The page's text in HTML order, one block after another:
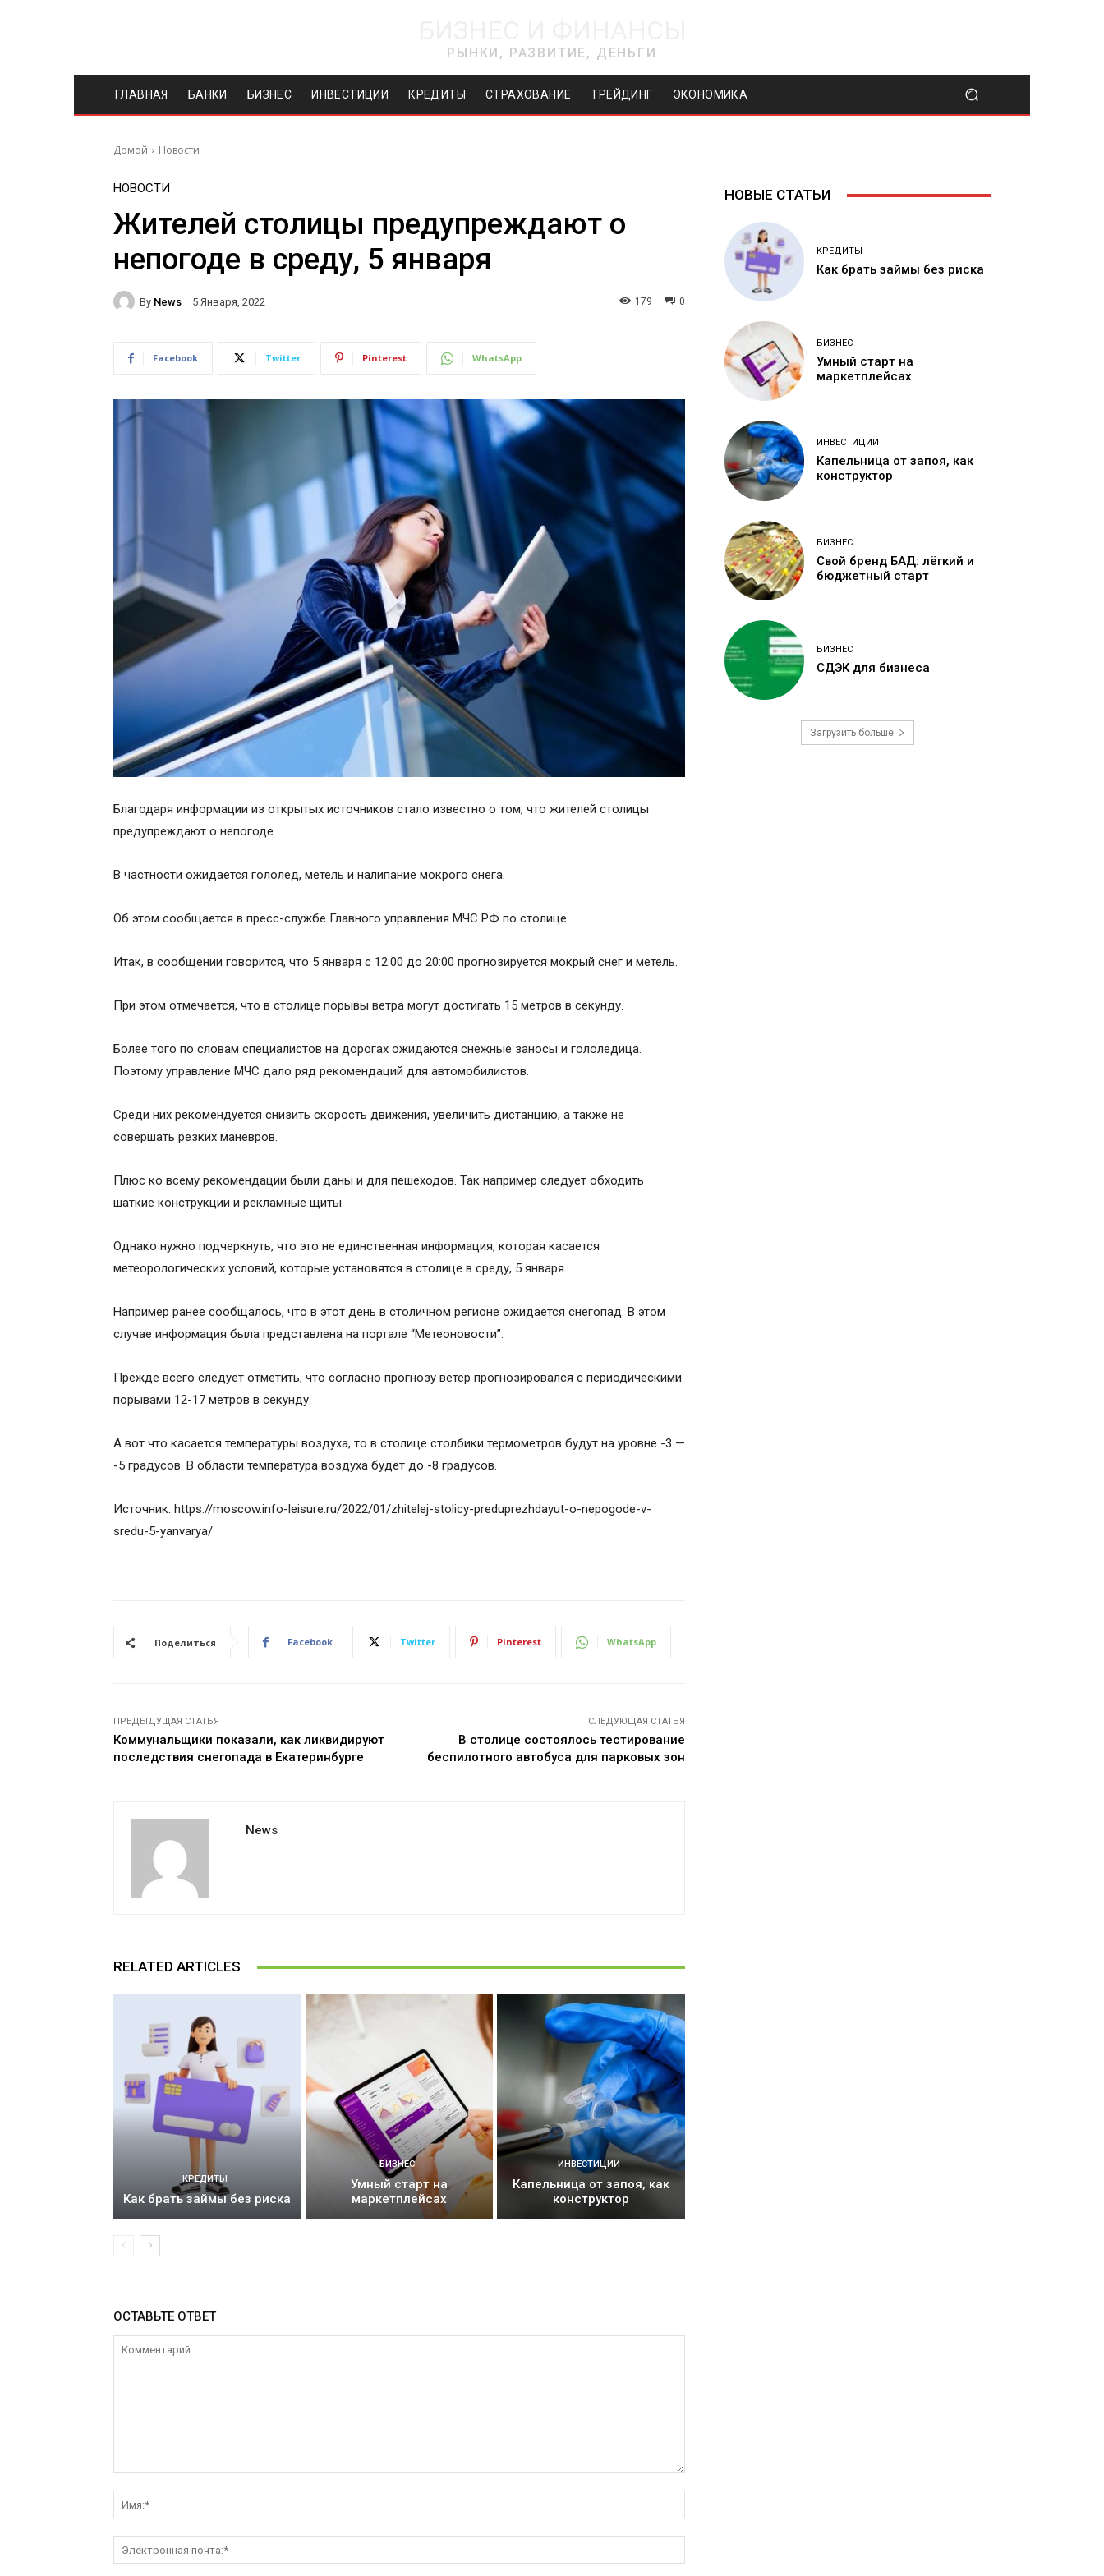
РЫНКИ, РАЗВИТИЕ, ДЕНЬГИ
ГЛАВНАЯ БАНКИ БИЗНЕС ИНВЕСТИЦИИ КРЕДИТЫ СТРАХОВАНИЕ ТРЕЙДИНГ ЭКОНОМИКА
Домой Новости
НОВОСТИ
Жителей столицы предупреждают о
непогоде в среду, 5 января
By News 5 Января, 2022 0
179
Facebook Twitter Pinterest WhatsApp
Благодаря информации из открытых источников стало известно о том, что жителей столицы
предупреждают о непогоде.
В частности ожидается гололед, метель и налипание мокрого снега.
Об этом сообщается в пресс-службе Главного управления МЧС РФ по столице.
Итак, в сообщении говорится, что 5 января с 12:00 до 20:00 прогнозируется мокрый снег и метель.
При этом отмечается, что в столице порывы ветра могут достигать 15 метров в секунду.
Более того по словам специалистов на дорогах ожидаются снежные заносы и гололедица.
Поэтому управление МЧС дало ряд рекомендаций для автомобилистов.
Среди них рекомендуется снизить скорость движения, увеличить дистанцию, а также не
совершать резких маневров.
Плюс ко всему рекомендации были даны и для пешеходов. Так например следует обходить
шаткие конструкции и рекламные щиты.
Однако нужно подчеркнуть, что это не единственная информация, которая касается
метеорологических условий, которые установятся в столице в среду, 5 января.
Например ранее сообщалось, что в этот день в столичном регионе ожидается снегопад. В этом
случае информация была представлена на портале “Метеоновости”.
Прежде всего следует отметить, что согласно прогнозу ветер прогнозировался с периодическими
порывами 12-17 метров в секунду.
А вот что касается температуры воздуха, то в столице столбики термометров будут на уровне -3 —
-5 градусов. В области температура воздуха будет до -8 градусов.
Источник: https://moscow.info-leisure.ru/2022/01/zhitelej-stolicy-preduprezhdayut-o-nepogode-v-
sredu-5-yanvarya/
Поделиться Facebook Twitter Pinterest WhatsApp
ПРЕДЫДУЩАЯ СТАТЬЯ
Коммунальщики показали, как ликвидируют
последствия снегопада в Екатеринбурге
СЛЕДУЮЩАЯ СТАТЬЯ
В столице состоялось тестирование
беспилотного автобуса для парковых зон
News
RELATED ARTICLES
КРЕДИТЫ
Как брать займы без риска
БИЗНЕС
Умный старт на
маркетплейсах
ИНВЕСТИЦИИ
Капельница от запоя, как
конструктор
ОСТАВЬТЕ ОТВЕТ
почта:*
НОВЫЕ СТАТЬИ
КРЕДИТЫ
Как брать займы без риска
БИЗНЕС
Умный старт на
маркетплейсах
ИНВЕСТИЦИИ
Капельница от запоя, как
конструктор
БИЗНЕС
Свой бренд БАД: лёгкий и
бюджетный старт
БИЗНЕС
СДЭК для бизнеса
Загрузить больше